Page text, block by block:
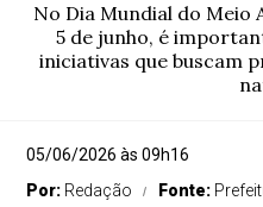
No Dia Mundial do Meio
5 de junho, é
iniciativas que buscam
05/06/2026 às 09h16
Por: Redação Fonte: